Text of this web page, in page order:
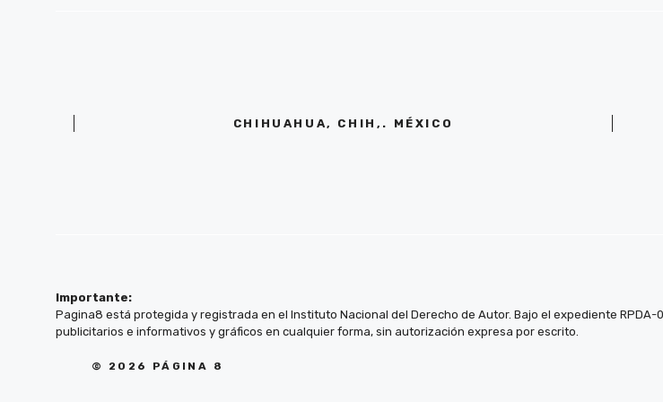
CHIHUAHUA, CHIH,. MÉXICO
Importante:
Pagina8 está protegida y registrada en el Instituto Nacional del Derecho de Autor. Bajo el expediente
publicitarios e informativos y gráficos en cualquier forma, sin autorización expresa por escrito.
© 2026 PÁGINA 8